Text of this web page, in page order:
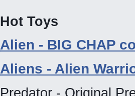
Hot Toys
Alien - BIG CHAP
Aliens - Alien
Predator - Original